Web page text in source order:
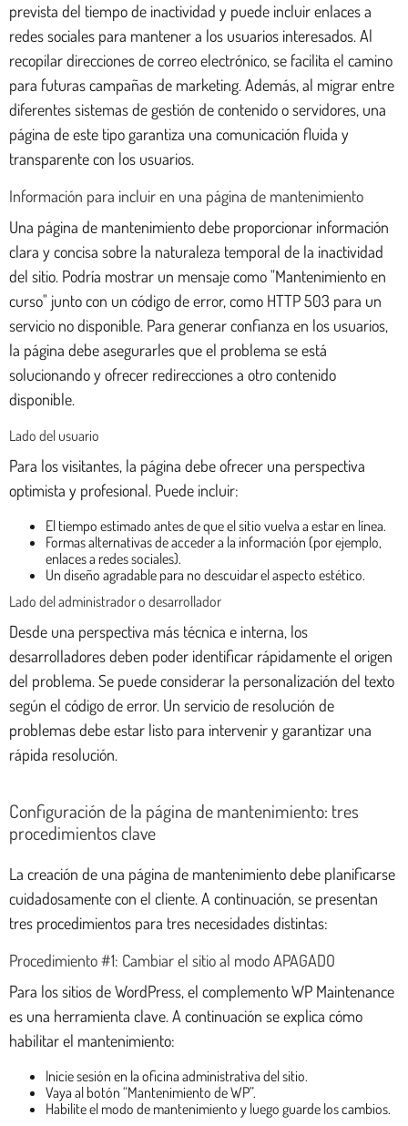
prevista del tiempo de inactividad y puede incluir enlaces a
redes sociales para mantener a los usuarios interesados. Al
recopilar direcciones de correo electrónico, se facilita el camino
para futuras campañas de marketing. Además, al migrar entre
diferentes sistemas de gestión de contenido o servidores, una
página de este tipo garantiza una comunicación fluida y
transparente con los usuarios.
Información para incluir en una página de mantenimiento
Una página de mantenimiento debe proporcionar información
clara y concisa sobre la naturaleza temporal de la inactividad
del sitio. Podría mostrar un mensaje como "Mantenimiento en
curso" junto con un código de error, como HTTP 503 para un
servicio no disponible. Para generar confianza en los usuarios,
la página debe asegurarles que el problema se está
solucionando y ofrecer redirecciones a otro contenido
disponible.
Lado del usuario
Para los visitantes, la página debe ofrecer una perspectiva
optimista y profesional. Puede incluir:
El tiempo estimado antes de que el sitio vuelva a estar en línea.
Formas alternativas de acceder a la información (por ejemplo,
enlaces a redes sociales).
Un diseño agradable para no descuidar el aspecto estético.
Lado del administrador o desarrollador
Desde una perspectiva más técnica e interna, los
desarrolladores deben poder identificar rápidamente el origen
del problema. Se puede considerar la personalización del texto
según el código de error. Un servicio de resolución de
problemas debe estar listo para intervenir y garantizar una
rápida resolución.
Configuración de la página de mantenimiento: tres
procedimientos clave
La creación de una página de mantenimiento debe planificarse
cuidadosamente con el cliente. A continuación, se presentan
tres procedimientos para tres necesidades distintas:
Procedimiento #1: Cambiar el sitio al modo APAGADO
Para los sitios de WordPress, el complemento WP Maintenance
es una herramienta clave. A continuación se explica cómo
habilitar el mantenimiento:
Inicie sesión en la oficina administrativa del sitio.
Vaya al botón “Mantenimiento de WP”.
Habilite el modo de mantenimiento y luego guarde los cambios.